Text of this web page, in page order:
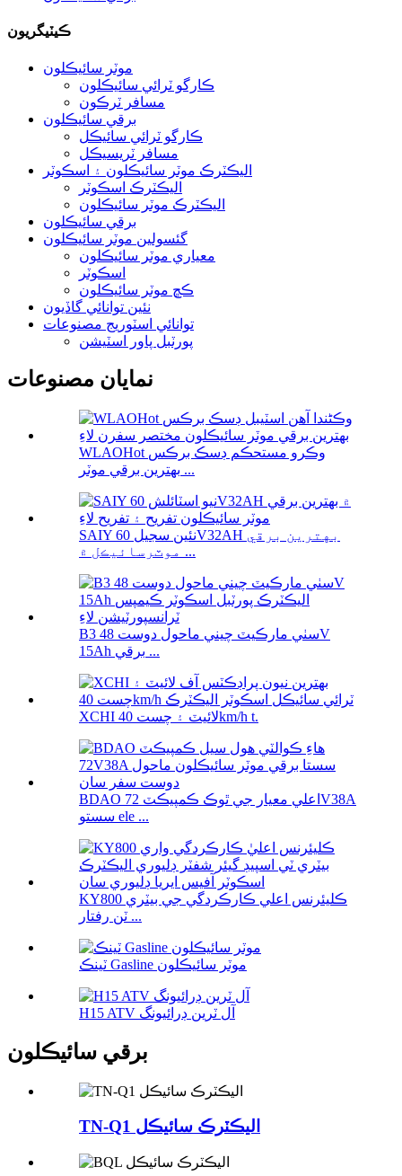
ڪيٽيگريون
موٽر سائيڪلون
ڪارگو ٽرائي سائيڪلون
مسافر ٽرڪون
برقي سائيڪلون
ڪارگو ٽرائي سائيڪل
مسافر ٽريسيڪل
اليڪٽرڪ موٽر سائيڪلون ۽ اسڪوٽر
اليڪٽرڪ اسڪوٽر
اليڪٽرڪ موٽر سائيڪلون
برقي سائيڪلون
گئسولين موٽر سائيڪلون
معياري موٽر سائيڪلون
اسڪوٽر
ڪڇ موٽر سائيڪلون
نئين توانائي گاڏيون
توانائي اسٽوريج مصنوعات
پورٽبل پاور اسٽيشن
نمايان مصنوعات
WLAOHot وڪرو مستحڪم ڊسڪ برڪس
بهترين برقي موٽر ...
SAIY نئين سجيل 60V32AH بهترين برقي
موٽرسائيڪل ۾ ...
B3 سٺي مارڪيٽ چيني ماحول دوست 48V
15Ah برقي ...
XCHI لائيٽ ۽ چست 40km/h t.
BDAO اعلي معيار جي ٿوڪ ڪمپيڪٽ 72V38A
سستو ele ...
KY800 ڪليئرنس اعلي ڪارڪردگي جي بيٽري
ٽن رفتار ...
ٽينڪ Gasline موٽر سائيڪلون
H15 ATV آل ٽرين ڊرائيونگ
برقي سائيڪلون
TN-Q1 اليڪٽرڪ سائيڪل